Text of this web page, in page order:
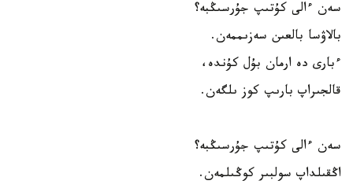
سەن ءالى كۇتىپ جۇرسىڭبە؟
بالاۋسا بالعىن سەزىممەن.
ءبارى دە ارمان بۇل كۇندە،
قالجىراپ بارىپ كوز ىلگەن.
سەن ءالى كۇتىپ جۇرسىڭبە؟
اڭقىلداپ سولبىر كوڭىلمەن.